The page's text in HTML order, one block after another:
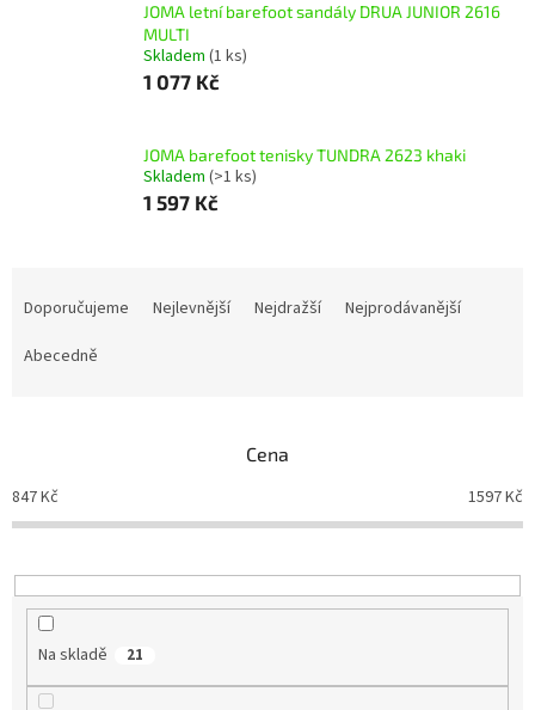
JOMA letní barefoot sandály DRUA JUNIOR 2616
MULTI
Skladem (1 ks)
1 077 Kč
JOMA barefoot tenisky TUNDRA 2623 khaki
Skladem (>1 ks)
1 597 Kč
o
d
k
t
Doporučujeme Nejlevnější Nejdražší
Nejprodávanější
Abecedně
Cena
847Kč 1597Kč
Na skladě 21